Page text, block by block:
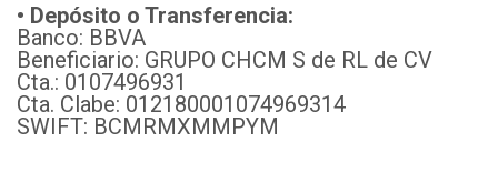
• Depósito o Transferencia:
Banco: BBVA
Beneficiario: GRUPO CHCM S de RL de CV
Cta.: 0107496931
Cta. Clabe: 012180001074969314
SWIFT: BCMRMXMMPYM